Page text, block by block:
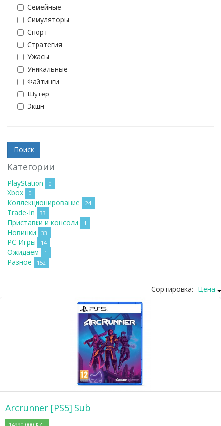
Семейные
Симуляторы
Спорт
Стратегия
Ужасы
Уникальные
Файтинги
Шутер
Экшн
Категории
PlayStation 0
Xbox 0
Коллекционирование 24
Trade-In 33
Приставки и консоли 1
Новинки 33
PC Игры 14
Ожидаем 1
Разное 152
Сортировка: Цена
Arcrunner [PS5] Sub
14990.000 KZT